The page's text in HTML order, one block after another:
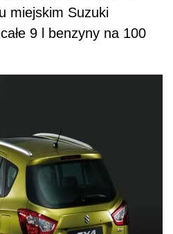
miejskim Suzuki
9 l benzyny na 100